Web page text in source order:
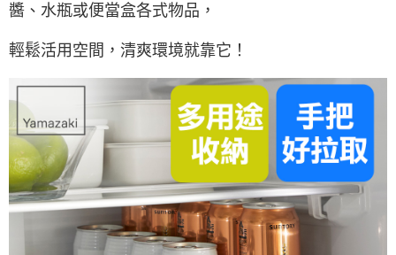
醬、水瓶或便當盒各式物品，
輕鬆活用空間，清爽環境就靠它！